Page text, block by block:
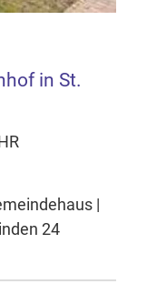
in St.
|
24